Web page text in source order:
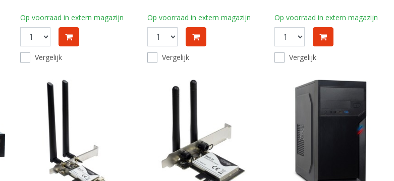
Op voorraad in extern magazijn
Vergelijk
Op voorraad in extern magazijn
Vergelijk
Op voorraad in extern magazijn
Vergelijk